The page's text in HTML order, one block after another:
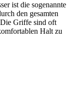
ist die sogenannte
den gesamten
Griffe sind oft
Halt zu